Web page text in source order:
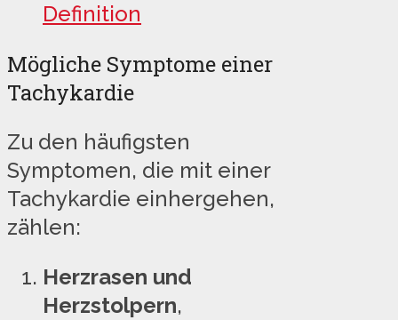
Definition
Mögliche Symptome einer
Tachykardie
Zu den häufigsten
Symptomen, die mit einer
Tachykardie einhergehen,
zählen:
Herzrasen und
Herzstolpern,